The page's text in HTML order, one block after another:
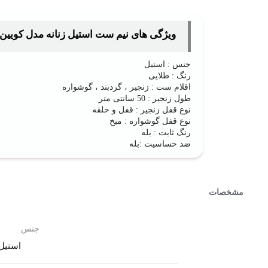
ویژگی های نیم ست استیل زنانه مدل کویین کد 1649 رنگ
جنس : استیل
رنگ : طلایی
اقلام ست : زنجیر ، گردبند ، گوشواره
طول زنجیر : 50 سانتی متر
نوع قفل زنجیر : قفل و حلقه
نوع قفل گوشواره : میخ
رنگ ثابت : بله
ضد حساسیت :‌بله
مشخصات
جنس